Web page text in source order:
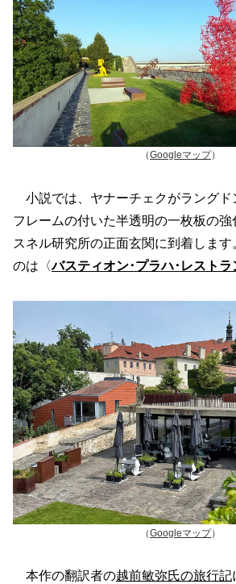
（Googleマップ）
小説では、ヤナーチェクがラングド
フレームの付いた半透明の一枚板の
スネル研究所の正面玄関に到着しま
のは〈バスティオン･プラハ･レストラ
（Googleマップ）
本作の翻訳者の越前敏弥氏の旅行記